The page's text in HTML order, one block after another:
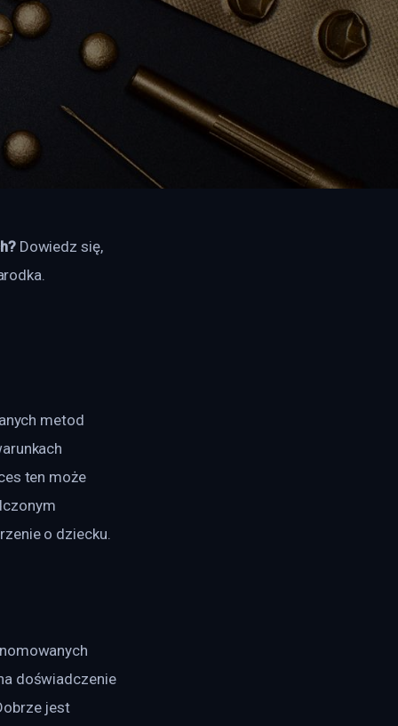
Dowiedz się,
metod
ten może
o dziecku.
doświadczenie
jest